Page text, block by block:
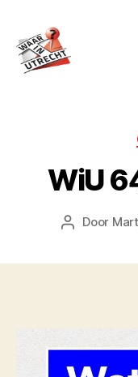
WiU
Door